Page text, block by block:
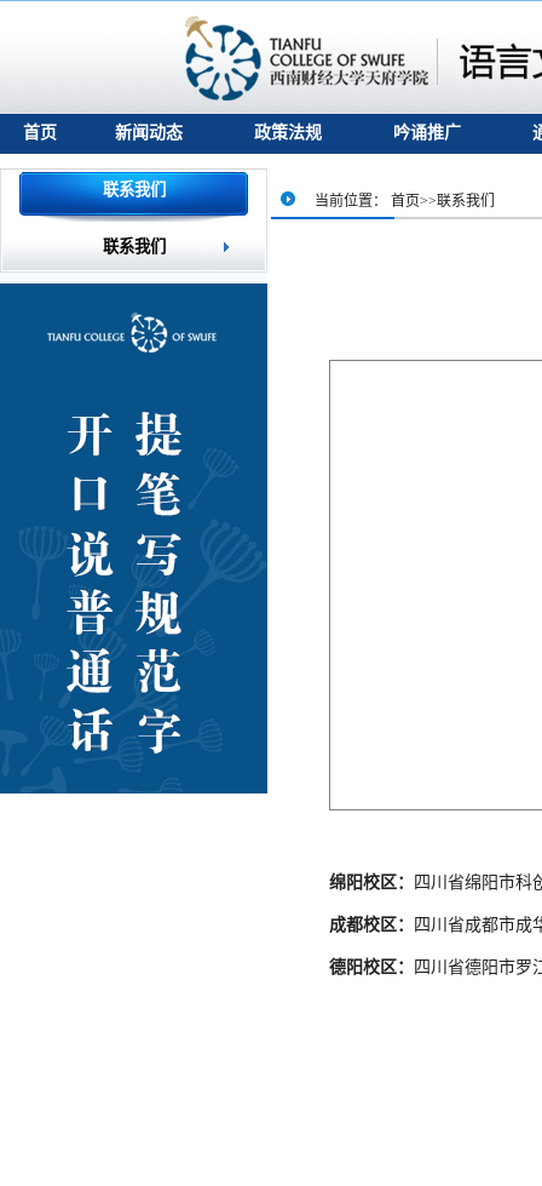
首页 新闻动态 政策法规 吟诵推广
联系我们
联系我们
当前位置： 首页>>联系我们
绵阳校区： 四川省绵阳市科
成都校区： 四川省成都市成
德阳校区： 四川省德阳市罗